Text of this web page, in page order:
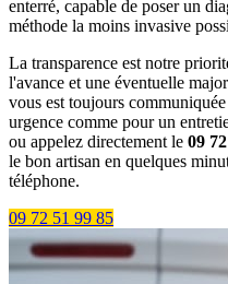
enterré, capable de poser un
méthode la moins invasive
La transparence est notre
l'avance et une éventuelle
vous est toujours
urgence comme pour un
ou appelez directement le 09
le bon artisan en quelques
téléphone.
09 72 51 99 85